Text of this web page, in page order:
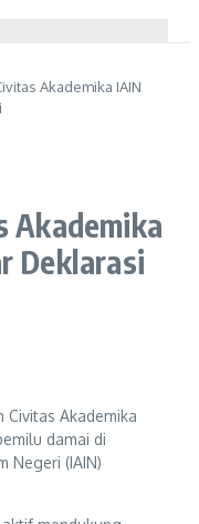
Akademika IAIN
Akademika
Deklarasi
Civitas Akademika
damai di
Negeri (IAIN)